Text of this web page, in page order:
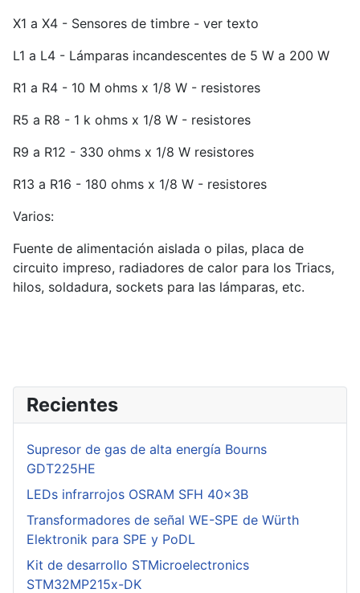
X1 a X4 - Sensores de timbre - ver texto
L1 a L4 - Lámparas incandescentes de 5 W a 200 W
R1 a R4 - 10 M ohms x 1/8 W - resistores
R5 a R8 - 1 k ohms x 1/8 W - resistores
R9 a R12 - 330 ohms x 1/8 W resistores
R13 a R16 - 180 ohms x 1/8 W - resistores
Varios:
Fuente de alimentación aislada o pilas, placa de
circuito impreso, radiadores de calor para los Triacs,
hilos, soldadura, sockets para las lámparas, etc.
Recientes
Supresor de gas de alta energía Bourns
GDT225HE
LEDs infrarrojos OSRAM SFH 40x3B
Transformadores de señal WE-SPE de Würth
Elektronik para SPE y PoDL
Kit de desarrollo STMicroelectronics
STM32MP215x-DK